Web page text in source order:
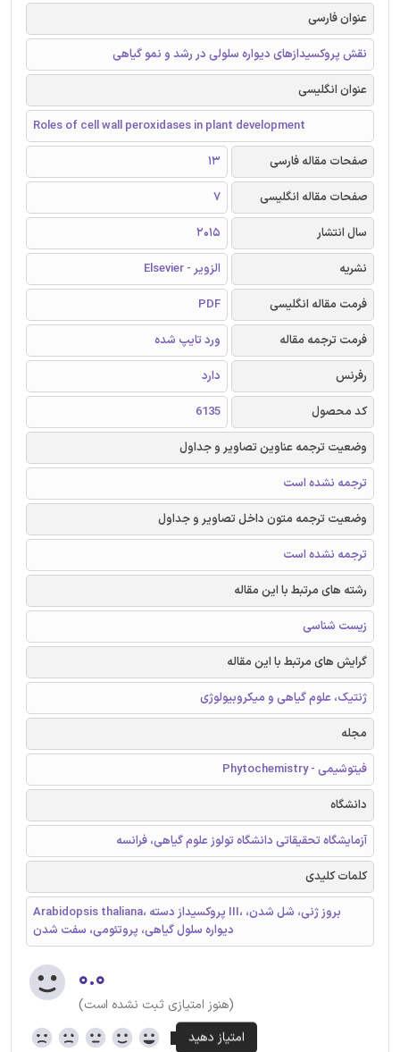
عنوان فارسی
نقش پروکسیدازهای دیواره سلولی در رشد و نمو گیاهی
عنوان انگلیسی
Roles of cell wall peroxidases in plant development
صفحات مقاله فارسی
13
صفحات مقاله انگلیسی
7
سال انتشار
2015
نشریه
الزویر - Elsevier
فرمت مقاله انگلیسی
PDF
فرمت ترجمه مقاله
ورد تایپ شده
رفرنس
دارد
کد محصول
6135
وضعیت ترجمه عناوین تصاویر و جداول
ترجمه نشده است
وضعیت ترجمه متون داخل تصاویر و جداول
ترجمه نشده است
رشته های مرتبط با این مقاله
زیست شناسی
گرایش های مرتبط با این مقاله
ژنتیک، علوم گیاهی و میکروبیولوژی
مجله
فیتوشیمی - Phytochemistry
دانشگاه
آزمایشگاه تحقیقاتی دانشگاه تولوز علوم گیاهی، فرانسه
کلمات کلیدی
Arabidopsis thaliana، پروکسیداز دسته III، بروز ژنی، شل شدن،
دیواره سلول گیاهی، پروتئومی، سفت شدن
۰.۰
(هنوز امتیازی ثبت نشده است)